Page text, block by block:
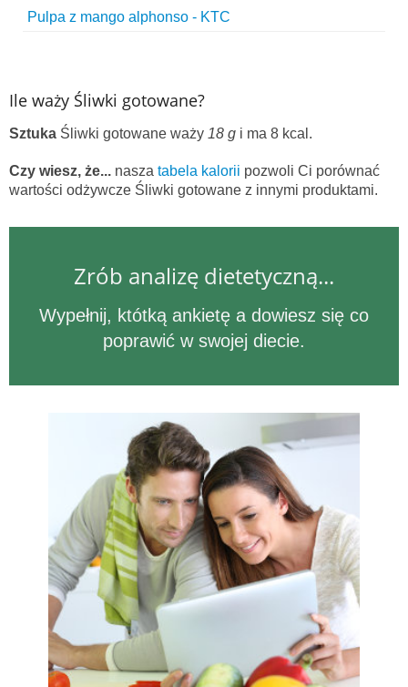
Pulpa z mango alphonso - KTC
Ile waży Śliwki gotowane?
Sztuka Śliwki gotowane waży 18 g i ma 8 kcal.
Czy wiesz, że... nasza tabela kalorii pozwoli Ci porównać
wartości odżywcze Śliwki gotowane z innymi produktami.
Zrób analizę dietetyczną...
Wypełnij, któtką ankietę a dowiesz się co
poprawić w swojej diecie.